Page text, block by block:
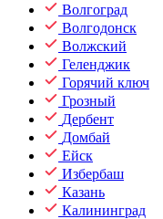
Волгоград
Волгодонск
Волжский
Геленджик
Горячий ключ
Грозный
Дербент
Домбай
Ейск
Избербаш
Казань
Калининград